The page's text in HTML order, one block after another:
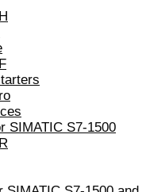
SIMATIC S7-1500